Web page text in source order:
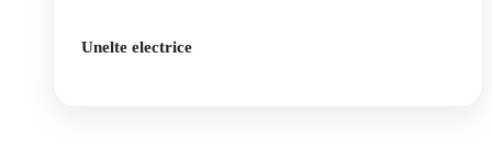
Unelte electrice